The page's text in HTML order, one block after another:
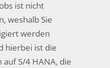
ist nicht
weshalb Sie
werden
hierbei ist die
S/4 HANA, die